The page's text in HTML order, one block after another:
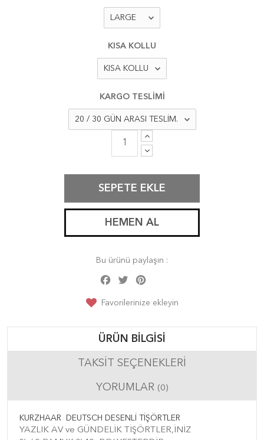
KISA KOLLU
KARGO TESLİMİ
SEPETE EKLE
HEMEN AL
Bu ürünü paylaşın :
Facebook
Twitter
Favorilerinize ekleyin
ÜRÜN BILGISI
TAKSIT SEÇENEKLERI
YORUMLAR (0)
KURZHAAR DEUTSCH DESENLİ TİŞÖRTLER
YAZLIK AV ve GÜNDELİK TİŞÖRTLER,İNİZ